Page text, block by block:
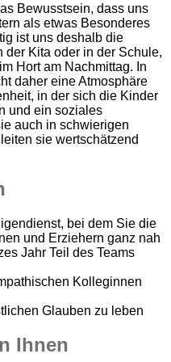
Bewusstsein, dass uns
als etwas Besonderes
ist uns deshalb die
der Kita oder in der Schule,
Hort am Nachmittag. In
daher eine Atmosphäre
in der sich die Kinder
und ein soziales
auch in schwierigen
sie wertschätzend
bei dem Sie die
und Erziehern ganz nah
Jahr Teil des Teams
Kolleginnen
Glauben zu leben
Ihnen